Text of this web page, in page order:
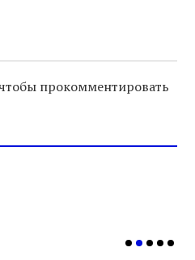
прокомментировать